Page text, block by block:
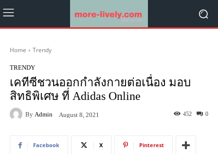
Home Trendy
TRENDY
เคทีซีชวนออกกำลังกายต่อเนื่อง มอบ
สิทธิพิเศษ ที่ Adidas Online
By Admin August 8, 2021 0
452
Facebook X Pinterest